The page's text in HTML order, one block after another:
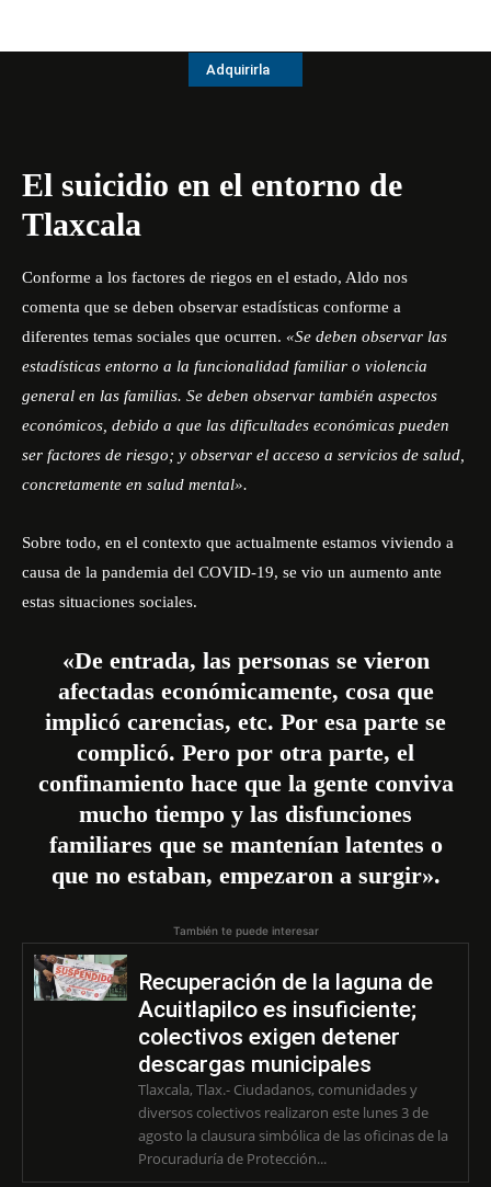
Adquirirla
El suicidio en el entorno de
Tlaxcala
Conforme a los factores de riegos en el estado, Aldo nos
comenta que se deben observar estadísticas conforme a
diferentes temas sociales que ocurren. «Se deben observar las
estadísticas entorno a la funcionalidad familiar o violencia
general en las familias. Se deben observar también aspectos
económicos, debido a que las dificultades económicas pueden
ser factores de riesgo; y observar el acceso a servicios de salud,
concretamente en salud mental».
Sobre todo, en el contexto que actualmente estamos viviendo a
causa de la pandemia del COVID-19, se vio un aumento ante
estas situaciones sociales.
«De entrada, las personas se vieron
afectadas económicamente, cosa que
implicó carencias, etc. Por esa parte se
complicó. Pero por otra parte, el
confinamiento hace que la gente conviva
mucho tiempo y las disfunciones
familiares que se mantenían latentes o
que no estaban, empezaron a surgir».
También te puede interesar
Recuperación de la laguna de
Acuitlapilco es insuficiente;
colectivos exigen detener
descargas municipales
Tlaxcala, Tlax.- Ciudadanos, comunidades y
diversos colectivos realizaron este lunes 3 de
agosto la clausura simbólica de las oficinas de la
Procuraduría de Protección...